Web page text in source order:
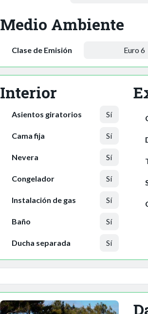
Medio Ambiente
Clase de Emisión Euro 6
Interior
Asientos giratorios Sí
Cama fija Sí
Nevera Sí
Congelador Sí
Instalación de gas Sí
Baño Sí
Ducha separada Sí